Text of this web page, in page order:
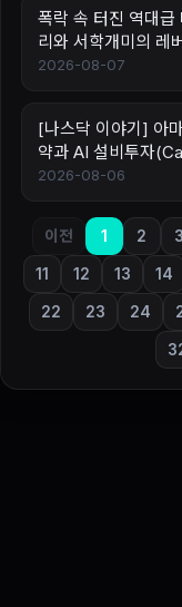
폭락 속 터진 역대급
리와 서학개미의 레
2026-08-07
[나스닥 이야기] 아
약과 AI 설비투자
2026-08-06
이전 1 2 3
11 12 13 14
22 23 24